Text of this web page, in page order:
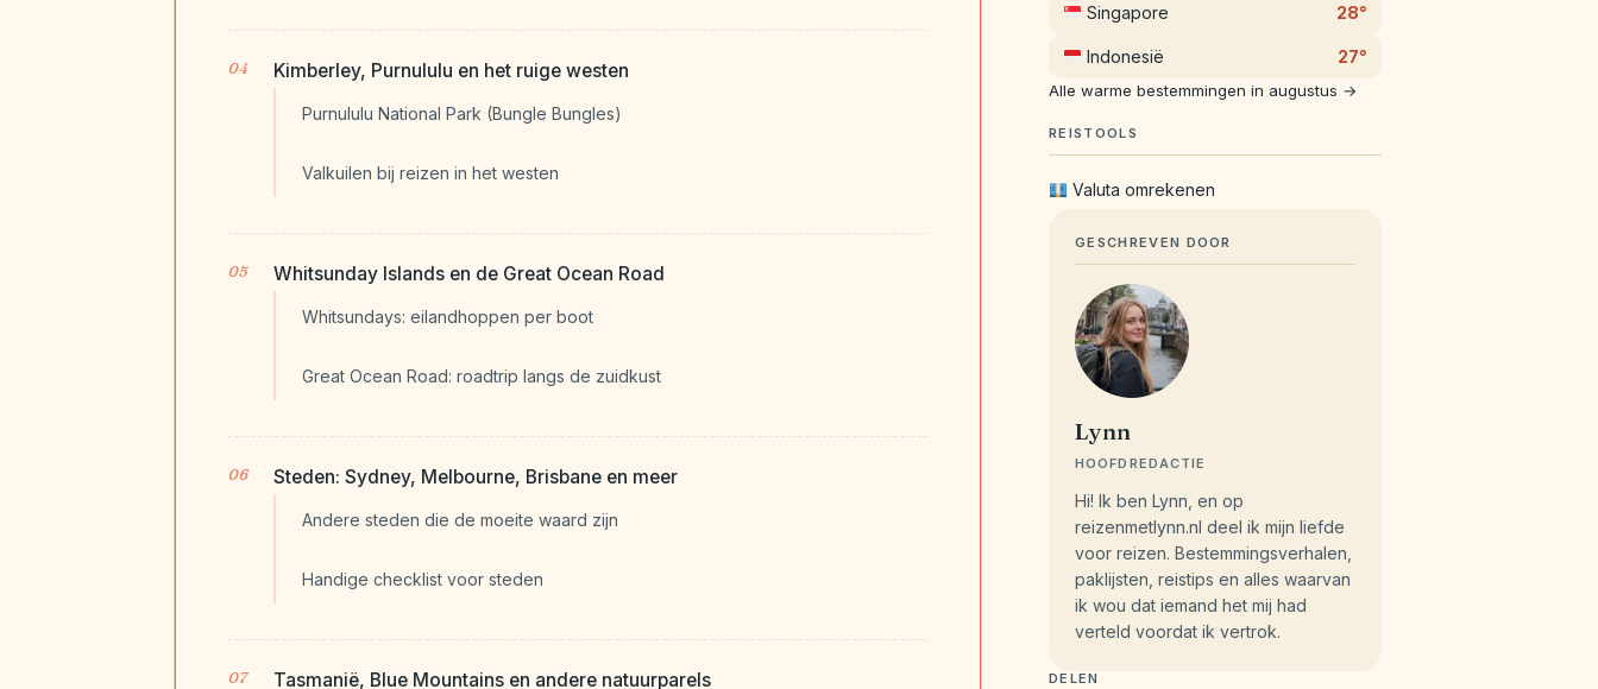
Kimberley, Purnululu en het ruige westen
Purnululu National Park (Bungle Bungles)
Valkuilen bij reizen in het westen
Whitsunday Islands en de Great Ocean Road
Whitsundays: eilandhoppen per boot
Great Ocean Road: roadtrip langs de zuidkust
Steden: Sydney, Melbourne, Brisbane en meer
Andere steden die de moeite waard zijn
Handige checklist voor steden
Tasmanië, Blue Mountains en andere natuurparels
Singapore 28°
Indonesië 27°
Alle warme bestemmingen in augustus →
REISTOOLS
Valuta omrekenen
GESCHREVEN DOOR
Lynn
HOOFDREDACTIE
Hi! Ik ben Lynn, en op
reizenmetlynn.nl deel ik mijn liefde
voor reizen. Bestemmingsverhalen,
paklijsten, reistips en alles waarvan
ik wou dat iemand het mij had
verteld voordat ik vertrok.
DELEN